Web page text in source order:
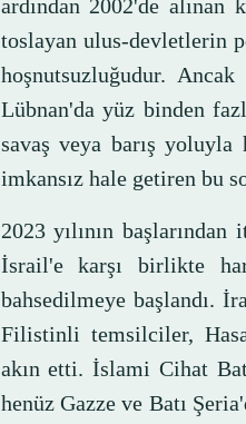
ardından 2002'de alınan
toslayan ulus-devletlerin
hoşnutsuzluğudur.
Lübnan'da yüz binden
savaş veya barış
imkansız hale getiren bu
2023 yılının
İsrail'e karşı birlikte
bahsedilmeye başlandı.
Filistinli temsilciler,
akın etti. İslami Cihat
henüz Gazze ve Batı